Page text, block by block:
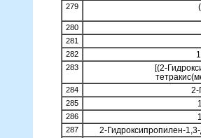
279
280
281
282
283
[(2-
284 2-
285
286
287 2-Гидроксипропилен-